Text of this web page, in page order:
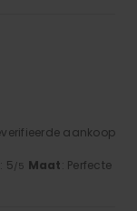
aankoop
: 5/5 Maat: Perfecte